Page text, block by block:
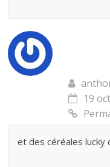
19
et des céréales lucky